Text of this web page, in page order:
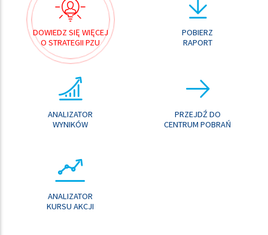
DOWIEDZ SIĘ WIĘCEJ
O STRATEGII PZU
POBIERZ
RAPORT
ANALIZATOR
WYNIKÓW
PRZEJDŹ DO
CENTRUM POBRAŃ
ANALIZATOR
KURSU AKCJI